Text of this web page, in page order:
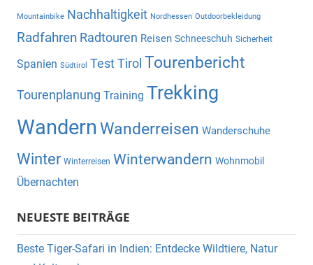
Mountainbike Nachhaltigkeit Nordhessen Outdoorbekleidung
Radfahren Radtouren Reisen Schneeschuh Sicherheit
Spanien Südtirol TestTirol Tourenbericht
Tourenplanung Training Trekking
Wandern Wanderreisen Wanderschuhe
Winter Winterreisen Winterwandern Wohnmobil
Übernachten
NEUESTE BEITRÄGE
Beste Tiger-Safari in Indien: Entdecke Wildtiere, Natur